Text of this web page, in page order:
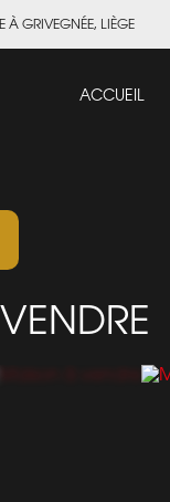
À GRIVEGNÉE, LIÈGE
ACCUEIL